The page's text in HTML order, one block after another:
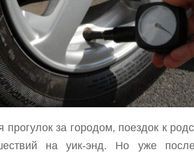
прогулок за городом, поездок к
на уик-энд. Но уже